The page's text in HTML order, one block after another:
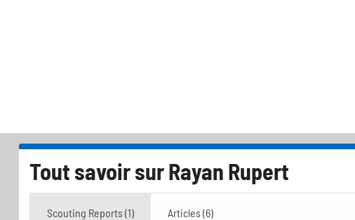
Tout savoir surRayan Rupert
Scouting Reports (1) Articles (6)